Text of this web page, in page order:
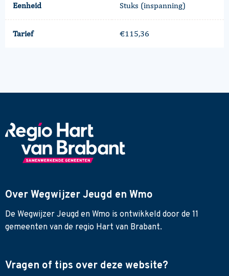
Eenheid Stuks (inspanning)
Tarief €115,36
Over Wegwijzer Jeugd en Wmo
De Wegwijzer Jeugd en Wmo is ontwikkeld door de 11
gemeenten van de regio Hart van Brabant.
Vragen of tips over deze website?